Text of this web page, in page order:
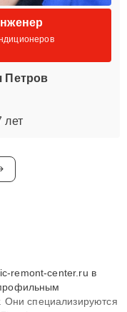
Петров
лет
remont-center.ru в
Они специализируются